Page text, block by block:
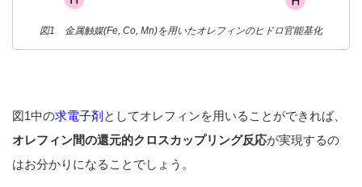
図1 金属触媒(Fe, Co, Mn)を用いたオレフィンのヒドロ官能基化
図1中の求電子剤 としてオレフィンを用いることができれば、
オレフィン間の還元的クロスカップリング反応が実現するの
はお分かりになることでしょう。